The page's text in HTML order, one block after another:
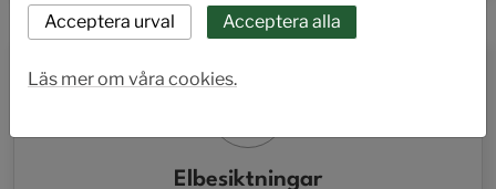
Elbesiktningar
Läs mer om våra cookies.